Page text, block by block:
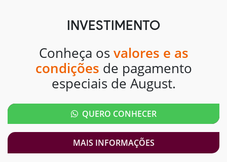
INVESTIMENTO
Conheça os valores e as
condições de pagamento
especiais de August.
QUERO CONHECER
MAIS INFORMAÇÕES